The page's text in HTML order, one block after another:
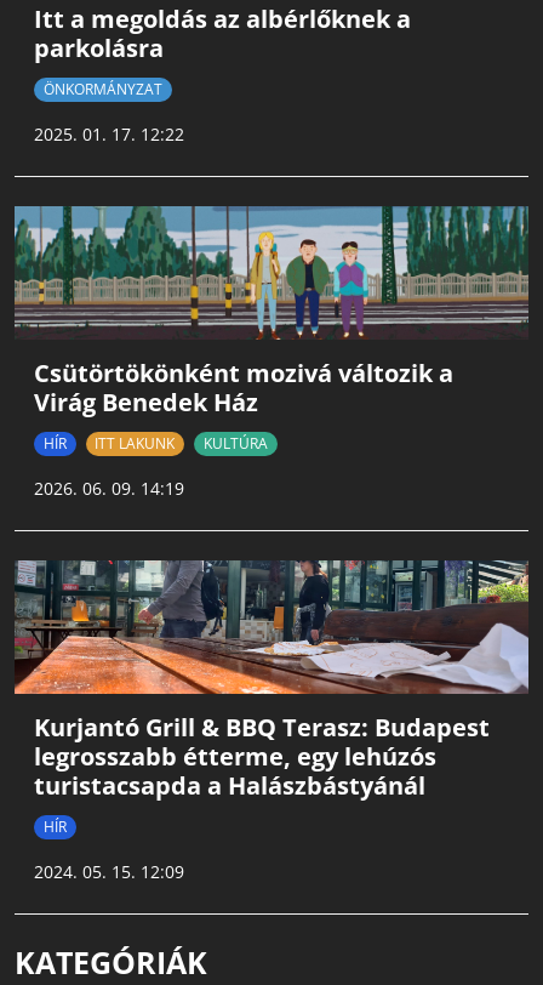
Itt a megoldás az albérlőknek a
parkolásra
ÖNKORMÁNYZAT
2025. 01. 17. 12:22
Csütörtökönként mozivá változik a
Virág Benedek Ház
HÍR ITT LAKUNK KULTÚRA
2026. 06. 09. 14:19
Kurjantó Grill & BBQ Terasz: Budapest
legrosszabb étterme, egy lehúzós
turistacsapda a Halászbástyánál
HÍR
2024. 05. 15. 12:09
KATEGÓRIÁK